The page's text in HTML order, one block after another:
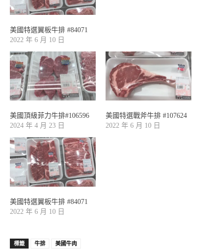
美國特選翼板牛排 #84071
2022 年 6 月 10 日
美國頂級菲力牛排#106596
2024 年 4 月 23 日
美國特選戰斧牛排 #107624
2022 年 6 月 10 日
美國特選翼板牛排 #84071
2022 年 6 月 10 日
標籤 牛排 美國牛肉